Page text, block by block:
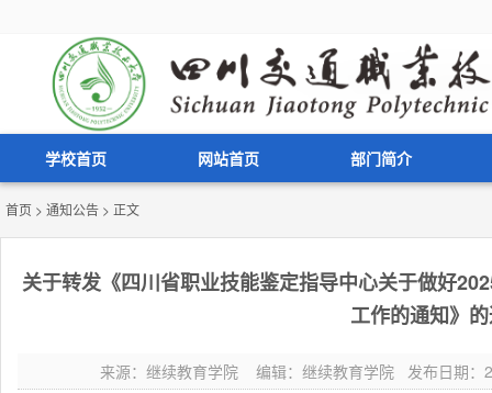
学校首页 网站首页 部门简介
首页 > 通知公告 > 正文
关于转发《四川省职业技能鉴定指导中心关于做好
工作的通知》
来源：继续教育学院 编辑：继续教育学院 发布日期